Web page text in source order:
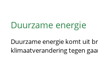
Duurzame energie
Duurzame energie komt uit
klimaatverandering tegen